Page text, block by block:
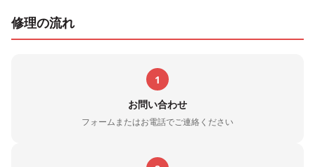
修理の流れ
1
お問い合わせ
フォームまたはお電話でご連絡ください